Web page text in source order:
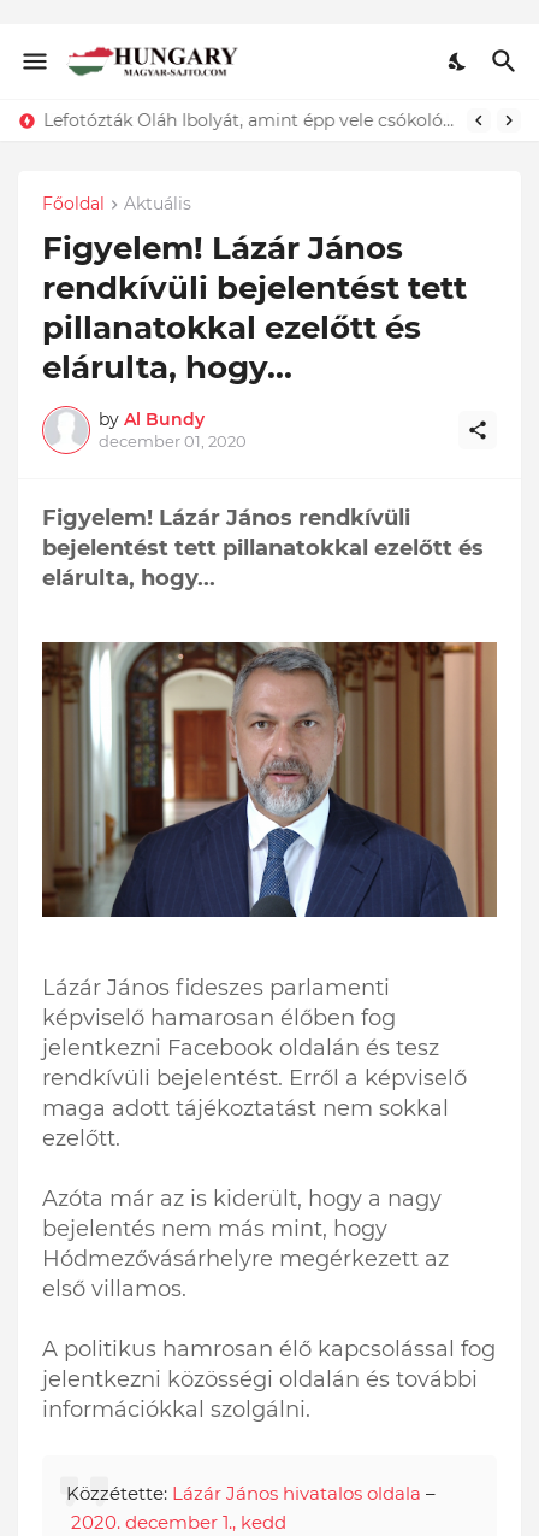
Lefotózták Oláh Ibolyát, amint épp vele csókolózik - EZT nem hiszed el, kinek a karjában kötött ki...ÍME
Főoldal Aktuális
Figyelem! Lázár János
rendkívüli bejelentést tett
pillanatokkal ezelőtt és
elárulta, hogy...
by Al Bundy
december 01, 2020
Figyelem! Lázár János rendkívüli
bejelentést tett pillanatokkal ezelőtt és
elárulta, hogy...
Lázár János fideszes parlamenti
képviselő hamarosan élőben fog
jelentkezni Facebook oldalán és tesz
rendkívüli bejelentést. Erről a képviselő
maga adott tájékoztatást nem sokkal
ezelőtt.
Azóta már az is kiderült, hogy a nagy
bejelentés nem más mint, hogy
Hódmezővásárhelyre megérkezett az
első villamos.
A politikus hamrosan élő kapcsolással fog
jelentkezni közösségi oldalán és további
információkkal szolgálni.
Közzétette: Lázár János hivatalos oldala –
2020. december 1., kedd